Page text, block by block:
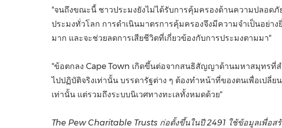
"จนถึงขณะนี้ ชาวประมงยังไม่ได้รับการคุ้มครองด้านความปลอด
ประมงทั่วโลก การดำเนินมาตรการคุ้มครองจึงมีความจำเป็นอย่
มาก และจะช่วยลดการเสียชีวิตที่เกี่ยวข้องกับการประมงตามมา"
"ข้อตกลง Cape Town เกิดขึ้นต่อจากสนธิสัญญาด้านมหาสมุทรที่
ไปปฏิบัติจริงเท่านั้น บรรดารัฐต่าง ๆ ต้องทำหน้าที่ของตนเพื่อเปลี่
เท่านั้น แต่รวมถึงระบบนิเวศทางทะเลทั้งหมดด้วย"
The Pew Charitable Trusts ก่อตั้งขึ้นในปี 2491 ใช้ข้อมูลเพื่อส